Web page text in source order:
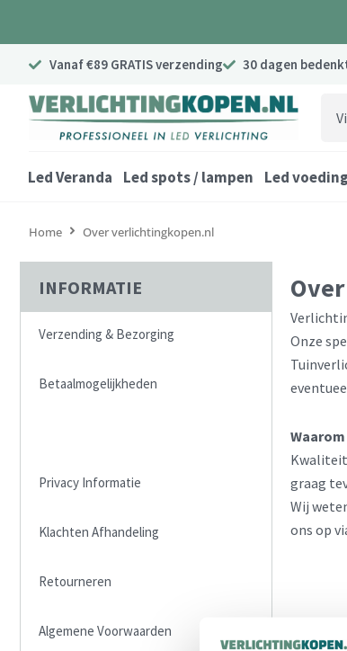
Vanaf €89 GRATIS verzending 30 dagen
Led Veranda Led spots / lampen Led
Home Over verlichtingkopen.nl
INFORMATIE
Verzending & Bezorging
Betaalmogelijkheden
Privacy Informatie
Klachten Afhandeling
Retourneren
Algemene Voorwaarden
Onze
graag
Wij
ons op